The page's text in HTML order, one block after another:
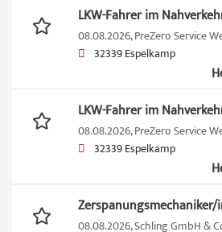
LKW-Fahrer im
08.08.2026,PreZero Service
32339 Espelkamp
LKW-Fahrer im
08.08.2026,PreZero Service
32339 Espelkamp
Zerspanungsmechaniker/
08.08.2026,Schling GmbH &